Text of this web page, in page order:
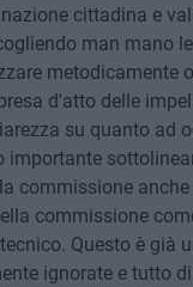
cittadina e
man mano
metodicamente
d'atto delle
su quanto ad
commissione
commissione
Questo è già
ignorate e tutto